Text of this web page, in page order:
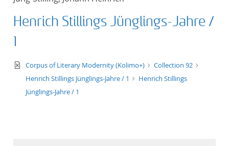
Henrich Stillings Jünglings-Jahre /
1
text/xml
Corpus of Literary Modernity (Kolimo+)
Collection 92
Henrich Stillings Jünglings-Jahre / 1
Henrich Stillings
Jünglings-Jahre / 1